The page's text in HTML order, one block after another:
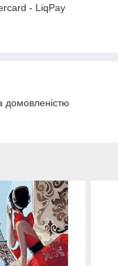
- LiqPay
домовленістю